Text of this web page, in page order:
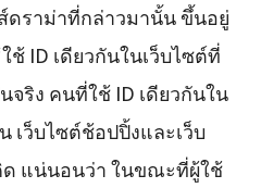
ดราม่าที่กล่าวมานั้น ขึ้นอยู่
ID เดียวกันในเว็บไซต์ที่
จริง คนที่ใช้ ID เดียวกันใน
เว็บไซต์ช้อปปิ้งและเว็บ
แน่นอนว่า ในขณะที่ผู้ใช้